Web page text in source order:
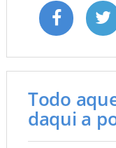
Todo
daqui a